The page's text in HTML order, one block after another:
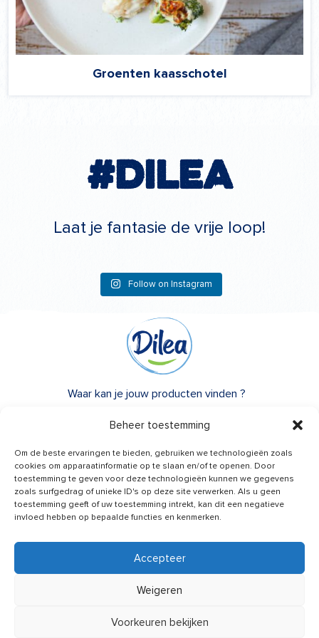
Beheer toestemming
Om de beste ervaringen te bieden, gebruiken we technologieën zoals
cookies om apparaatinformatie op te slaan en/of te openen. Door
toestemming te geven voor deze technologieën kunnen we gegevens
zoals surfgedrag of unieke ID's op deze site verwerken. Als u geen
toestemming geeft of uw toestemming intrekt, kan dit een negatieve
invloed hebben op bepaalde functies en kenmerken.
Accepteer
Weigeren
Voorkeuren bekijken
Groenten kaasschotel
#Dilea
Laat je fantasie de vrije loop!
Follow on Instagram
Heb je advies nodig?
Een vraag?
Waar kan je jouw producten vinden ?
Over Dilea
FAQ
Nieuws van ons ontvangen